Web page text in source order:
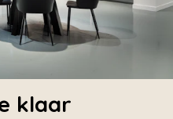
klaar